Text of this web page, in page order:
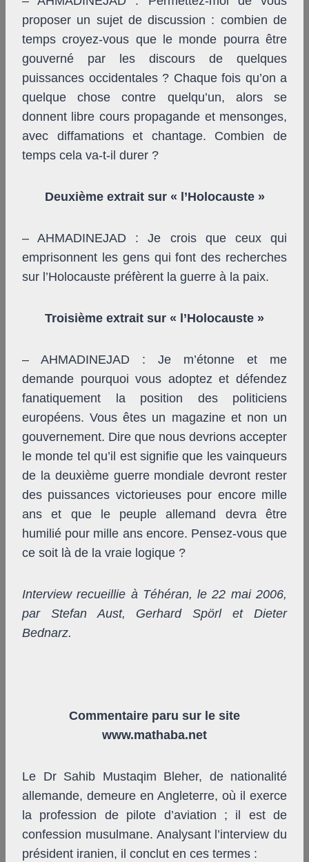
proposer un sujet de discussion : combien de
temps croyez-vous que le monde pourra être
gouverné par les discours de quelques
puissances occidentales ? Chaque fois qu’on a
quelque chose contre quelqu’un, alors se
donnent libre cours propagande et mensonges,
avec diffamations et chantage. Combien de
temps cela va-t-il durer ?
Deuxième extrait sur « l’Holocauste »
– AHMADINEJAD : Je crois que ceux qui
emprisonnent les gens qui font des recherches
sur l’Holocauste préfèrent la guerre à la paix.
Troisième extrait sur « l’Holocauste »
– AHMADINEJAD : Je m’étonne et me
demande pourquoi vous adoptez et défendez
fanatiquement la position des politiciens
européens. Vous êtes un magazine et non un
gouvernement. Dire que nous devrions accepter
le monde tel qu’il est signifie que les vainqueurs
de la deuxième guerre mondiale devront rester
des puissances victorieuses pour encore mille
ans et que le peuple allemand devra être
humilié pour mille ans encore. Pensez-vous que
ce soit là de la vraie logique ?
Interview recueillie à Téhéran, le 22 mai 2006,
par Stefan Aust, Gerhard Spörl et Dieter
Bednarz.
Commentaire paru sur le site
www.mathaba.net
Le Dr Sahib Mustaqim Bleher, de nationalité
allemande, demeure en Angleterre, où il exerce
la profession de pilote d’aviation ; il est de
confession musulmane. Analysant l’interview du
président iranien, il conclut en ces termes :